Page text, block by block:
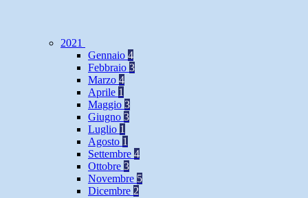
2021
Gennaio 4
Febbraio 3
Marzo 4
Aprile 1
Maggio 3
Giugno 3
Luglio 1
Agosto 1
Settembre 4
Ottobre 3
Novembre 5
Dicembre 2